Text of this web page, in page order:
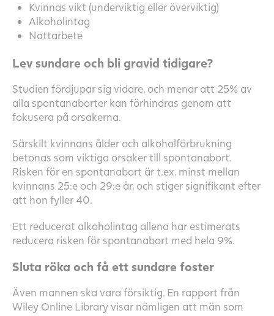
Kvinnas vikt (underviktig eller överviktig)
Alkoholintag
Nattarbete
Lev sundare och bli gravid tidigare?
Studien fördjupar sig vidare, och menar att 25% av
alla spontanaborter kan förhindras genom att
fokusera på orsakerna.
Särskilt kvinnans ålder och alkoholförbrukning
betonas som viktiga orsaker till spontanabort.
Risken för en spontanabort är t.ex. minst mellan
kvinnans 25:e och 29:e år, och stiger signifikant efter
att hon fyller 40.
Ett reducerat alkoholintag allena har estimerats
reducera risken för spontanabort med hela 9%.
Sluta röka och få ett sundare foster
Även mannen ska vara försiktig. En rapport från
Wiley Online Library visar nämligen att män som